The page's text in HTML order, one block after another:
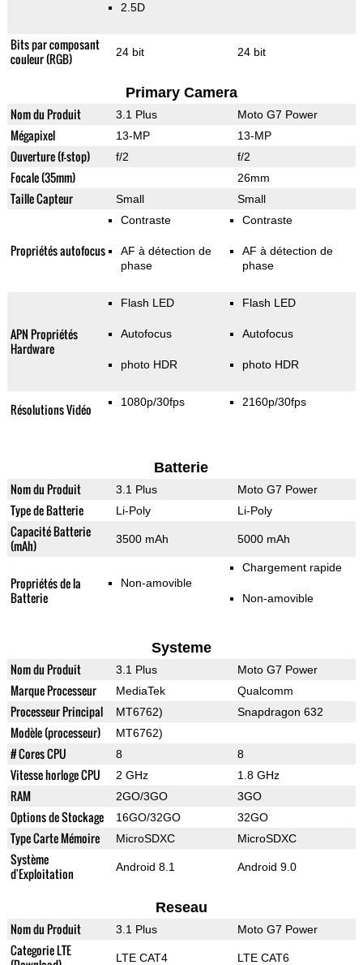
2.5D
Bits par composant
couleur (RGB)
24 bit 24 bit
Primary Camera
Nom du Produit 3.1 Plus Moto G7 Power
Mégapixel 13-MP 13-MP
Ouverture (f-stop) f/2 f/2
Focale (35mm) 26mm
Taille Capteur Small Small
Propriétés autofocus
Contraste
AF à détection de
phase
Contraste
AF à détection de
phase
APN Propriétés
Hardware
Flash LED
Autofocus
photo HDR
Flash LED
Autofocus
photo HDR
Résolutions Vidéo 1080p/30fps 2160p/30fps
Batterie
Nom du Produit 3.1 Plus Moto G7 Power
Type de Batterie Li-Poly Li-Poly
Capacité Batterie
(mAh)
3500 mAh 5000 mAh
Propriétés de la
Batterie
Non-amovible
Chargement rapide
Non-amovible
Systeme
Nom du Produit 3.1 Plus Moto G7 Power
Marque Processeur MediaTek Qualcomm
Processeur Principal MT6762) Snapdragon 632
Modèle (processeur) MT6762)
# Cores CPU 8 8
Vitesse horloge CPU 2 GHz 1.8 GHz
RAM 2GO/3GO 3GO
Options de Stockage 16GO/32GO 32GO
Type Carte Mémoire MicroSDXC MicroSDXC
Système
d'Exploitation
Android 8.1 Android 9.0
Reseau
Nom du Produit 3.1 Plus Moto G7 Power
Categorie LTE
LTE CAT4 LTE CAT6